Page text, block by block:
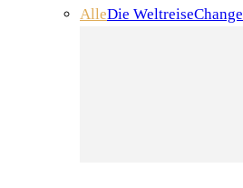
AlleDie WeltreiseChange